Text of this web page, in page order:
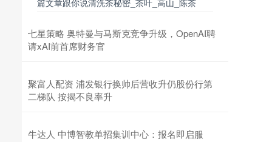
篇文章跟你说清洗茶秘密_茶叶_高山_陈茶
七星策略 奥特曼与马斯克竞争升级，OpenAI聘
请xAI前首席财务官
聚富人配资 浦发银行换帅后营收升仍股份行第
二梯队 按揭不良率升
牛达人 中博智教单招集训中心：报名即启服